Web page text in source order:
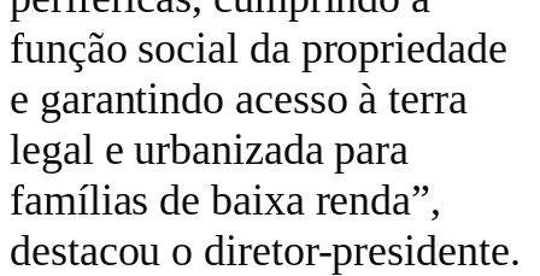
função social da propriedade
e garantindo acesso à terra
legal e urbanizada para
famílias de baixa renda”,
destacou o diretor-presidente.